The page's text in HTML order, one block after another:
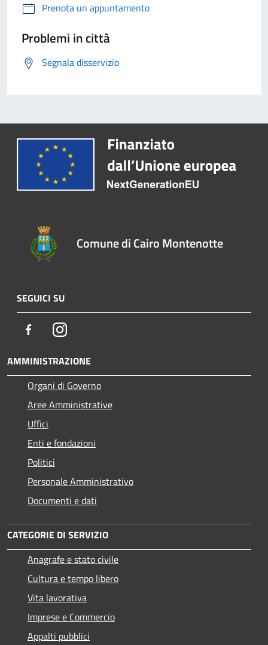
Prenota un appuntamento
Problemi in città
Segnala disservizio
Comune di Cairo Montenotte
SEGUICI SU
FacebookInstagram
AMMINISTRAZIONE
Organi di Governo
Aree Amministrative
Uffici
Enti e fondazioni
Politici
Personale Amministrativo
Documenti e dati
CATEGORIE DI SERVIZIO
Anagrafe e stato civile
Cultura e tempo libero
Vita lavorativa
Imprese e Commercio
Appalti pubblici